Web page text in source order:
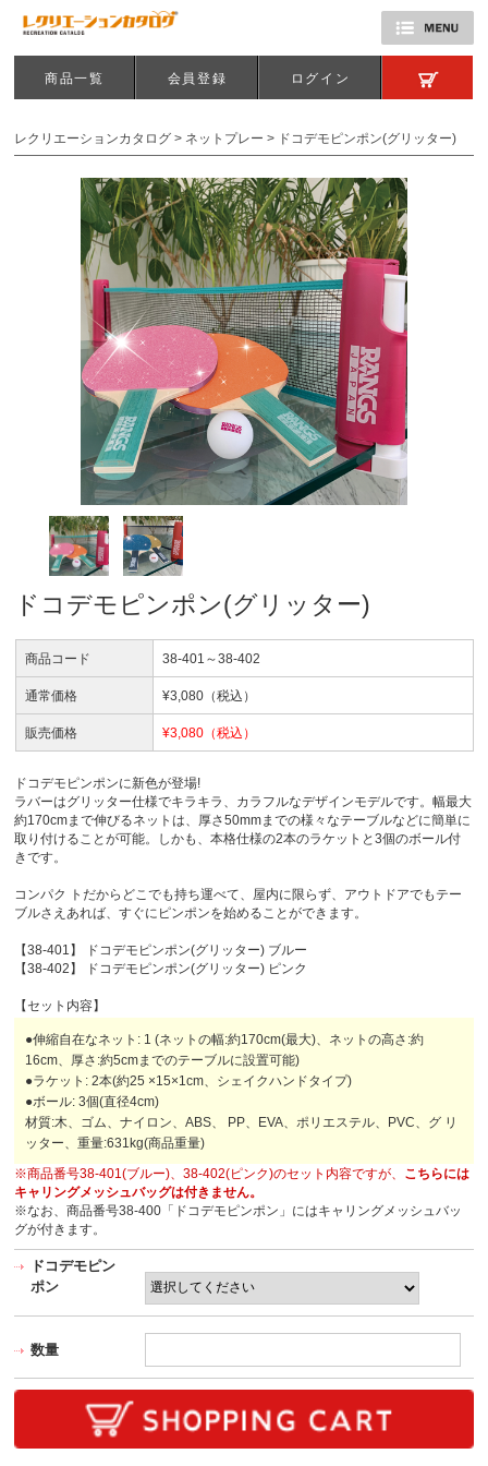
商品一覧 会員登録 ログイン
レクリエーションカタログ > ネットプレー > ドコデモピンポン(グリッター)
ドコデモピンポン(グリッター)
商品コード 38-401～38-402
通常価格 ¥3,080（税込）
販売価格 ¥3,080（税込）
ドコデモピンポンに新色が登場!
ラバーはグリッター仕様でキラキラ、カラフルなデザインモデルです。幅最大
約170cmまで伸びるネットは、厚さ50mmまでの様々なテーブルなどに簡単に
取り付けることが可能。しかも、本格仕様の2本のラケットと3個のボール付
きです。
コンパク トだからどこでも持ち運べて、屋内に限らず、アウトドアでもテー
ブルさえあれば、すぐにピンポンを始めることができます。
【38-401】 ドコデモピンポン(グリッター) ブルー
【38-402】 ドコデモピンポン(グリッター) ピンク
【セット内容】
●伸縮自在なネット: 1 (ネットの幅:約170cm(最大)、ネットの高さ:約
16cm、厚さ:約5cmまでのテーブルに設置可能)
●ラケット: 2本(約25 ×15×1cm、シェイクハンドタイプ)
●ボール: 3個(直径4cm)
材質:木、ゴム、ナイロン、ABS、 PP、EVA、ポリエステル、PVC、グ リ
ッター、重量:631kg(商品重量)
※商品番号38-401(ブルー)、38-402(ピンク)のセット内容ですが、 こちらには
キャリングメッシュバッグは付きません。
※なお、商品番号38-400「ドコデモピンポン」にはキャリングメッシュバッ
グが付きます。
ドコデモピン
ポン
数量